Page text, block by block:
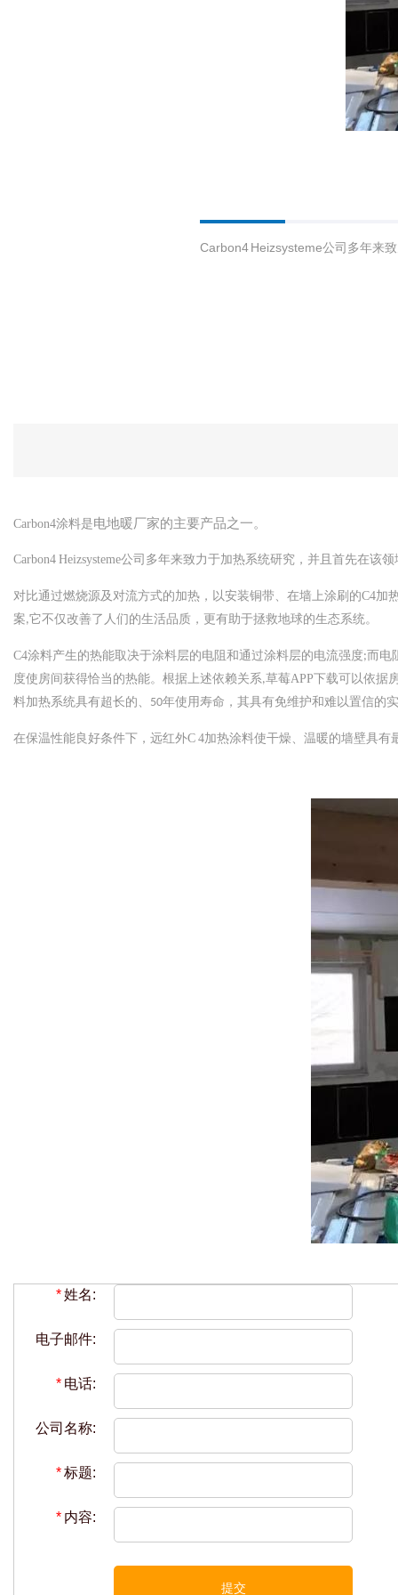
Carbon4 Heizsysteme公司多年来致
Carbon4涂料是电地暖厂家的主要产品之一。
Carbon4 Heizsysteme公司多年来致力于加热系统研究，并且首先在该
对比通过燃烧源及对流方式的加热，以安装铜带、在墙上涂刷的C4加
案,它不仅改善了人们的生活品质，更有助于拯救地球的生态系统。
C4涂料产生的热能取决于涂料层的电阻和通过涂料层的电流强度;而电
度使房间获得恰当的热能。根据上述依赖关系,草莓APP下载可以依据房
料加热系统具有超长的、 50年使用寿命，其具有免维护和难以置信的
在保温性能良好条件下，远红外C 4加热涂料使干燥、温暖的墙壁具有
*姓名:
电子邮件:
* 电话:
公司名称:
*标题:
* 内容:
提交